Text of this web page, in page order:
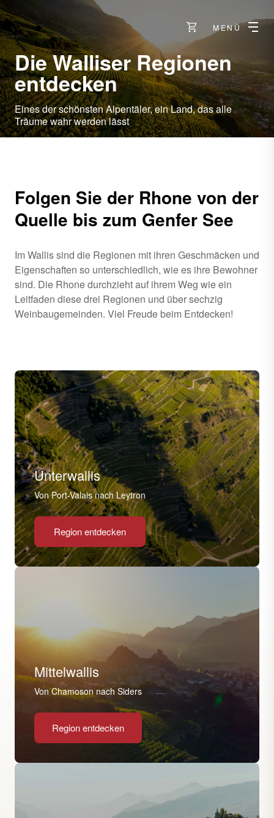
MENÜ
Die Walliser Regionen
entdecken
Eines der schönsten Alpentäler, ein Land, das alle
Träume wahr werden lässt
Folgen Sie der Rhone von der
Quelle bis zum Genfer See
Im Wallis sind die Regionen mit ihren Geschmäcken und
Eigenschaften so unterschiedlich, wie es ihre Bewohner
sind. Die Rhone durchzieht auf ihrem Weg wie ein
Leitfaden diese drei Regionen und über sechzig
Weinbaugemeinden. Viel Freude beim Entdecken!
Unterwallis
Von Port-Valais nach Leytron
Region entdecken
Mittelwallis
Von Chamoson nach Siders
Region entdecken